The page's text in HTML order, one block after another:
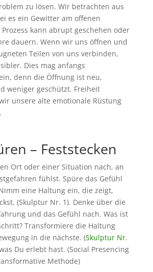
zu lösen. Wir betrachten aus
es ein Gewitter am offenen
kann abrupt geschehen oder
dauern. Wenn wir uns öffnen und
Teilen von uns verbinden,
Dies mag anfangs
denn die Öffnung ist neu,
weniger geschützt. Freiheit
unsere alte emotionale Rüstung
– Feststecken
Ort oder einer Situation nach, an
fühlst. Spüre das Gefühl
eine Haltung ein, die zeigt,
(Skulptur Nr. 1). Denke über die
und das Gefühl nach. Was ist
Transformiere die Haltung
in die nächste. (Skulptur Nr.
Du erlebt hast. (Social Presencing
Methode)